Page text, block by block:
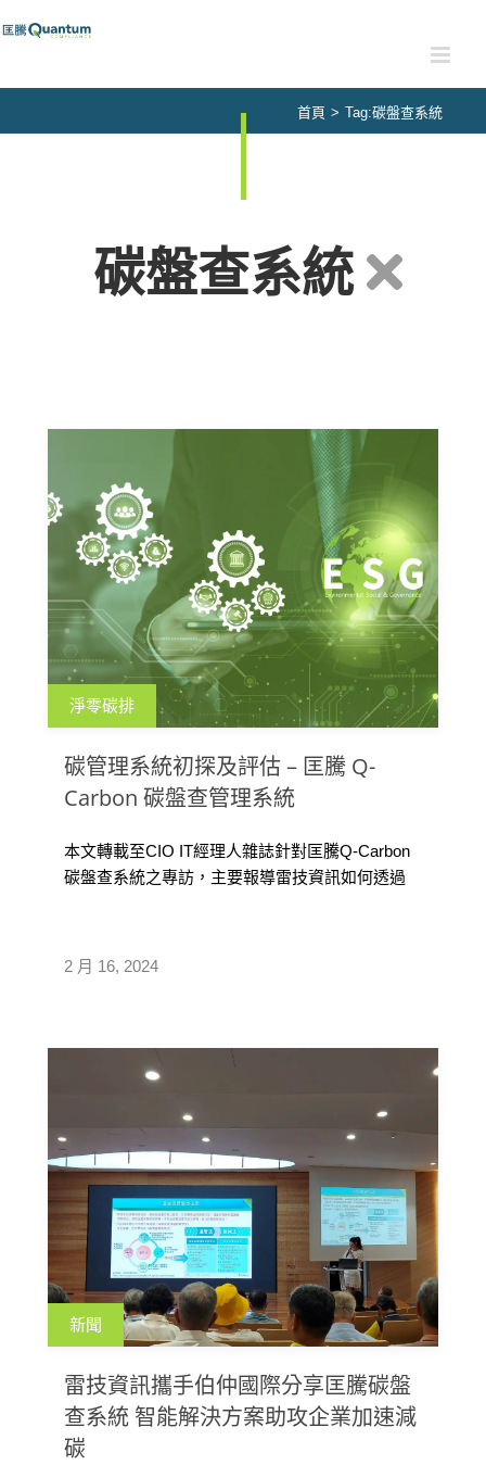
to
首頁 > Tag:碳盤查系統
碳盤查系統
淨零碳排
碳管理系統初探及評估 – 匡騰 Q-
Carbon 碳盤查管理系統
2 月 16, 2024
本文轉載至CIO IT經理人雜誌針對匡騰Q-Carbon
碳盤查系統之專訪，主要報導雷技資訊如何透過
務，更指出Q-Carbon碳盤查系統之特色及如何因
新聞
雷技資訊攜手伯仲國際分享匡騰碳盤
查系統 智能解決方案助攻企業加速減
碳